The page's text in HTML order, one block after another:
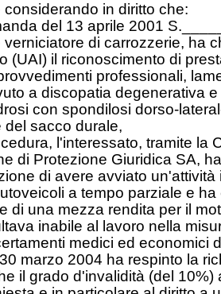
considerando in diritto che:
del 13 aprile 2001
di carrozzerie, ha
(UAI) il riconoscimento di
professionali,
a discopatia degenerativa
con spondilosi dorso-
sacco durale,
l'interessato, tramite la
di Protezione Giuridica SA,
di avere avviato
a tempo parziale e ha
di una mezza rendita per il
inabile al lavoro nella
medici ed economici
marzo 2004 ha respinto la
il grado d'invalidità (del 10%)